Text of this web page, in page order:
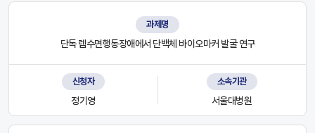
과제명
단독 렘수면행동장애에서 단백체 바이오마커 발굴 연구
신청자
정기영
소속기관
서울대병원